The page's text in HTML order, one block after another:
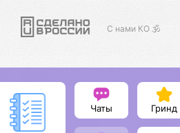
С нами КО 🕉️
Чаты Гринд